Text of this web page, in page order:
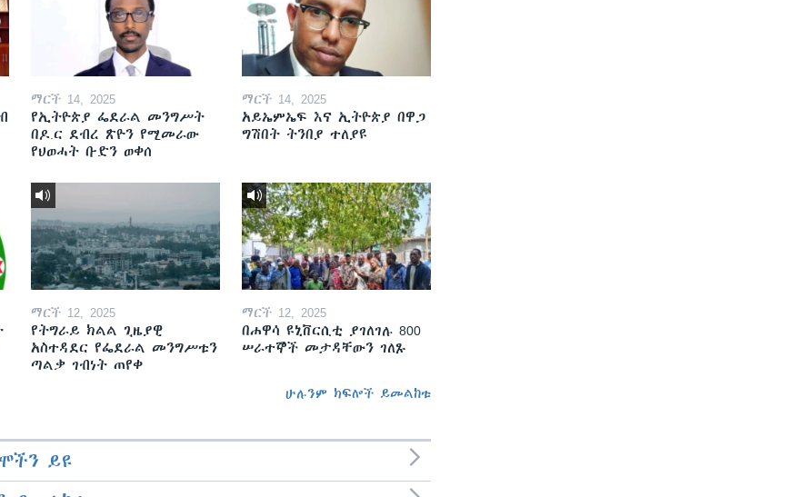
ማርች 14, 2025
የኢትዮጵያ ፌደራል መንግሥት
በዶ.ር ደብረ ጽዮን የሚመራው
የህወሓት ቡድን ወቀሰ
ማርች 14, 2025
አይኤምኤፍ እና ኢትዮጵያ በዋጋ
ግሽበት ትንበያ ተለያዩ
ማርች 12, 2025
የትግራይ ክልል ጊዜያዊ
አስተዳደር የፌደራል መንግሥቱን
ጣልቃ ገብነት ጠየቀ
ማርች 12, 2025
በሐዋሳ ዩኒቨርሲቲ ያገለገሉ 800
ሠራተኞች መታዳቸውን ገለጹ
ሁሉንም ክፍሎች ይመልከቱ
ይዩ